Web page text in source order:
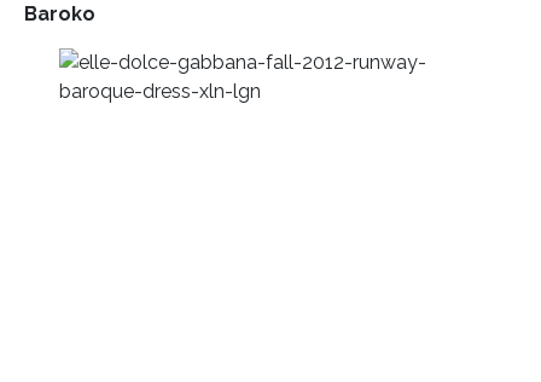
Baroko